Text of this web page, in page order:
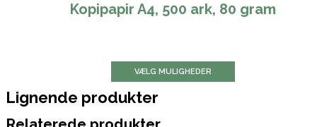
Kopipapir A4, 500 ark, 80 gram
VÆLG MULIGHEDER
Lignende produkter